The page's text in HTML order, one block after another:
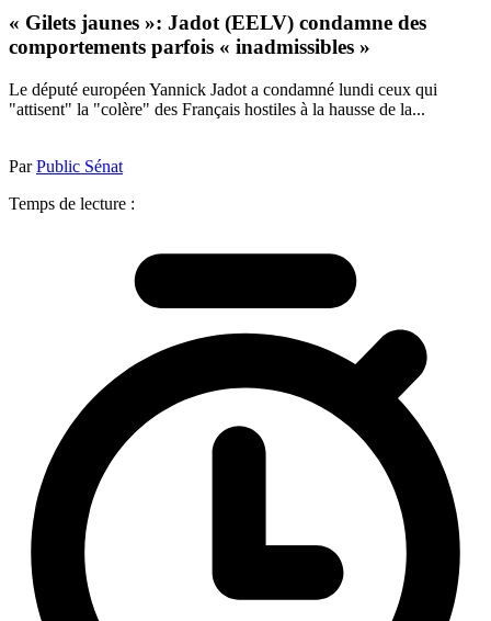
« Gilets jaunes »: Jadot (EELV) condamne des
comportements parfois « inadmissibles »
Le député européen Yannick Jadot a condamné lundi ceux qui
"attisent" la "colère" des Français hostiles à la hausse de la...
ParPublic Sénat
Temps de lecture :